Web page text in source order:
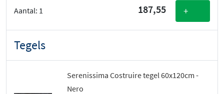
Aantal: 1 187,55 +
Tegels
Serenissima Costruire tegel 60x120cm -
Nero